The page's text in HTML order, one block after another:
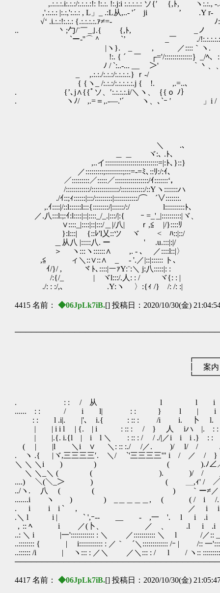
,.:.:.:.i:.:.:/:.:.:.:!: !:.:. !:.j:i :.:.:.:.: ソ{′ {,ﾄ, ヽ:.:., -.､
,'.:.:.: |:.:,':.:.: , L」_ .:L从,..- '´ ji ゞ’ .Y r‐
√‘ .i.:.:!:.:.: {.:.:.:.:.ｧ≠=- ﾉ:.:.:.:.:
.. 丶;勹/¨￣_｣.{ {,ﾄ, _ノ
`ー-''⌒＾ `’ _￣ ./
|ヽ}. _ , ／::::｀ヽ. /
!:. { ´ ￣ ┌='/::::::::::::::｝_/ﾍ、:.:.:
ﾉ / `:..-... __ ＞' ￣￣￣￣｀丶、、
_ ,.:.:./:.:.:/:.:.:.:.} ｒ‐/ ヽ
{ {ヽ_ /:.:.:/:.:.:.:.:.j { !. ,.=..､
. {’､j∧{{ﾟソ、′:.:.:.:.i/＼ヽ、｛{ｏ ﾉ｝
. ヽﾉ/ ,.=＝,.-―.'´ ヽ、､`ｰ ′ 」i /
＼ .､
＿ ＿ ヾ:､ .ﾄ､
,..イ:::::::::::::::::::::::::::=|:ﾄ､}::}
／:::::::::;:::::::::;:::=-=ﾐ､::ﾘ:/:ｲ､
／:::::::::／:::::／:::::::::::::::::/ｲ:::::::‘，
/::::::::::::/::::::::::::::/::::::::::::/::Yヽ:::::::ハ
./ｲ::;ｨ::::::|:::/:::::::::|::::::::::::/⌒ ´∨:::::::.
,.ｲ::::|/::l::::::l:::{::::::::/|::::::/:/ l::::::::::ﾄ､
／.八:::l:;:ｲ:l::::|::|::::_/_.|:::/|:{ ｰ =_'_|::::::::::|ヾ、
∨::::_|::::|::|:::/＿|/八| ｒ,≦ |/}::::ﾘ
}:l:::| ゞ{::ﾚ'l乂::ツ ヾ ゞ< ﾊ::|::/ さっそく
＿从八 |:::::八. ー ' .u.:::|:|/
＞ ヽ:::ヽ::::::∧ ,. - ､ ／::::l::|
,≦ ィ＼::∨::∧ _ゝ - '.／|::|:::::: ト､
ｲ/}/ , ヾﾄ､::::|ーｧY:¨:＼ j:八:::::|: :
/:{/_ | ヾl:::/.人: : / ヾ{: : |
./: : :/,､ .Y:ヽ 〉:{ｨ /} /: /: :|
4415 名前： ◆06JpLk7iB.[] 投稿日：2020/10/30(金)
┃ 案内したニャル子
. : : / 从 l l
...... : : / i l| : : } l
: : l .i|. |'､ i.{ : :: : /i i.
| | i i l | {. | i : :: : / } 人
| |.{. i.{l | i l ＼ : :: : / / ./|／i
( | |l ゞ＼i ∨ ＼: :: :./ /／. )/
. ヽ .{ |ヾ,三三三三′. ＼/ `'三三三三
＼ ＼ ＼i ) ) ( ).
＼ ＼_＼ ( ( ). )/ /
....) ＼(＼_＞ ) ( ＿,ｨ' / ／ / ＼ ＼＼
../ヽ. 八 ( ( ) ｀ー≠／ /
.......i ヽゝ ) ) _＿＿＿＿, ( ( / i
. i i i ` ， ／
.＼ l i | ` ',ｰ-- __ - ,一
，:: ﾍ i ／(卜、 ／ゝ、 .l i .i
..: ＼ i |一':::::::::::: : ＼ ／::::::::::: ＼ l /／:: _
..:::::::: { | i:::::::::::: : ／｀ ´＼::::::::::::: /ｰ | /:: 一
..:::::: /i | ヽ::: : ／＼ ／＼::: : / l / ヽ::
4417 名前： ◆06JpLk7iB.[] 投稿日：2020/10/30(金)